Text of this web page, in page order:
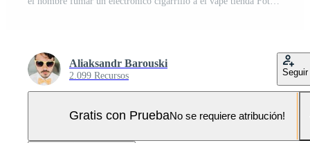
Aliaksandr Barouski
2.099 Recursos Seguir
Gratis con PruebaNo se requiere atribución!